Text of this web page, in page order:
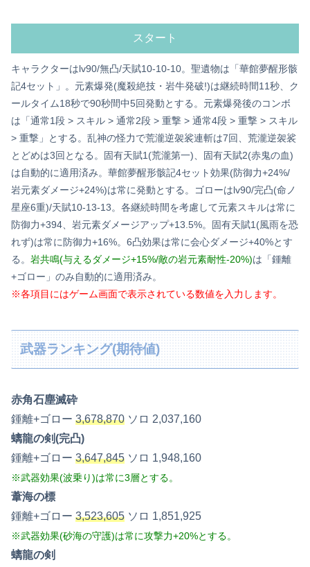
キャラクターはlv90/無凸/天賦10-10-10。聖遺物は「華館夢醒形骸
記4セット」。元素爆発(魔殺絶技・岩牛発破!)は継続時間11秒、ク
ールタイム18秒で90秒間中5回発動とする。元素爆発後のコンボ
は「通常1段 > スキル > 通常2段 > 重撃 > 通常4段 > 重撃 > スキル
> 重撃」とする。乱神の怪力で荒瀧逆袈裟連斬は7回、荒瀧逆袈裟
とどめは3回となる。固有天賦1(荒瀧第一)、固有天賦2(赤鬼の血)
は自動的に適用済み。華館夢醒形骸記4セット効果(防御力+24%/
岩元素ダメージ+24%)は常に発動とする。ゴローはlv90/完凸(命ノ
星座6重)/天賦10-13-13。各継続時間を考慮して元素スキルは常に
防御力+394、岩元素ダメージアップ+13.5%。固有天賦1(風雨を恐
れず)は常に防御力+16%。6凸効果は常に会心ダメージ+40%とす
る。 岩共鳴(与えるダメージ+15%/敵の岩元素耐性-20%)は「鍾離
+ゴロー」のみ自動的に適用済み。
※各項目にはゲーム画面で表示されている数値を入力します。
武器ランキング(期待値)
赤角石塵滅砕
鍾離+ゴロー 3,678,870 ソロ 2,037,160
螭龍の剣(完凸)
鍾離+ゴロー 3,647,845 ソロ 1,948,160
※武器効果(波乗り)は常に3層とする。
葦海の標
鍾離+ゴロー 3,523,605 ソロ 1,851,925
※武器効果(砂海の守護)は常に攻撃力+20%とする。
螭龍の剣